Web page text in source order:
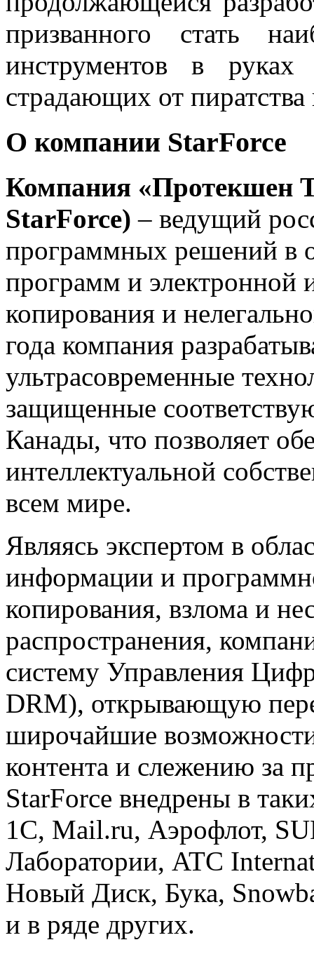
призванного стать
инструментов в руках
страдающих от
О компании StarForce
Компания «Протекшен
StarForce) – ведущий
программных решений в
программ и электронной
копирования и
года компания
ультрасовременные
защищенные
Канады, что позволяет
интеллектуальной
всем мире.
Являясь экспертом в
информации и
копирования, взлома и
распространения,
систему Управления
DRM), открывающую
широчайшие
контента и слежению за
StarForce внедрены в
1С, Mail.ru, Аэрофлот,
Лаборатории, ATC
Новый Диск, Бука,
и в ряде других.